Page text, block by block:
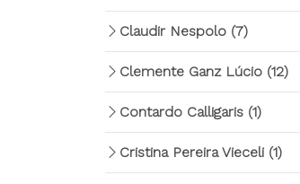
Claudir Nespolo (7)
Clemente Ganz Lúcio (12)
Contardo Calligaris (1)
Cristina Pereira Vieceli (1)